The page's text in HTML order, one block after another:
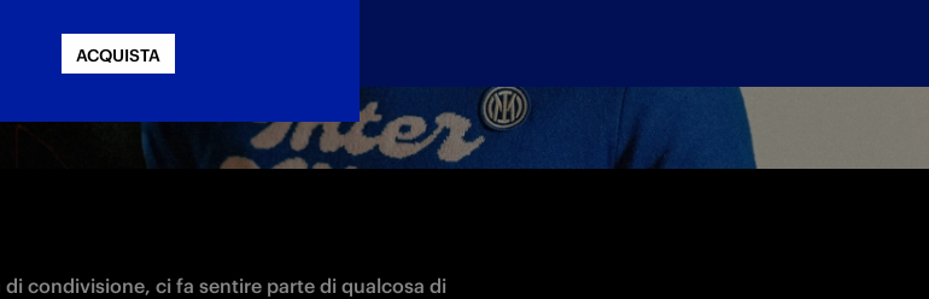
di condivisione, ci fa sentire parte di qualcosa di
ACQUISTA